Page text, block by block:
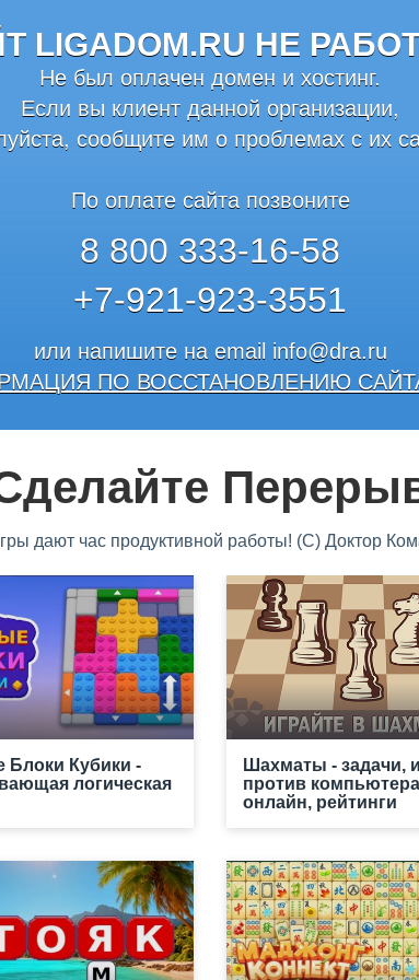
LIGADOM.RU НЕ
Не был оплачен домен и хостинг.
Если вы клиент данной организации,
сообщите им о проблемах с их
По оплате сайта позвоните
8 800 333-16-58
+7-921-923-3551
или напишите на email info@dra.ru
ПО ВОССТАНОВЛЕНИЮ
дают час продуктивной работы! (С) Доктор
Блоки Кубики -
логическая
Шахматы - задачи,
против
онлайн, рейтинги